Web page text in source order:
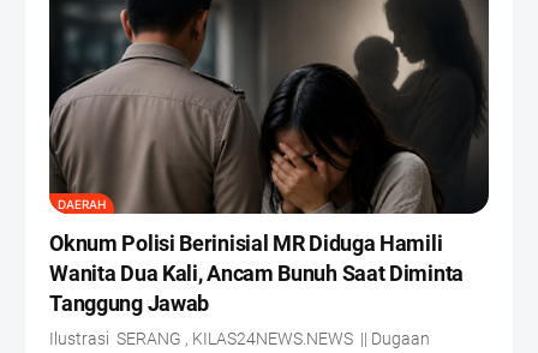
DAERAH
Oknum Polisi Berinisial MR Diduga Hamili
Wanita Dua Kali, Ancam Bunuh Saat Diminta
Tanggung Jawab
Ilustrasi SERANG , KILAS24NEWS.NEWS || Dugaan